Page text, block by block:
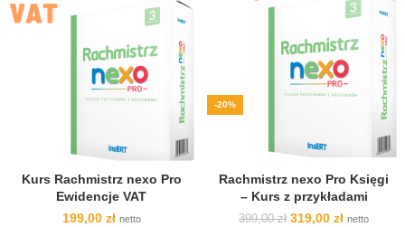
Kurs Rachmistrz nexo Pro
Ewidencje VAT
199,00 zł netto
-20%
Rachmistrz nexo Pro Księgi
– Kurs z przykładami
399,00zł Pierwotna
319,00 złAktualna
netto